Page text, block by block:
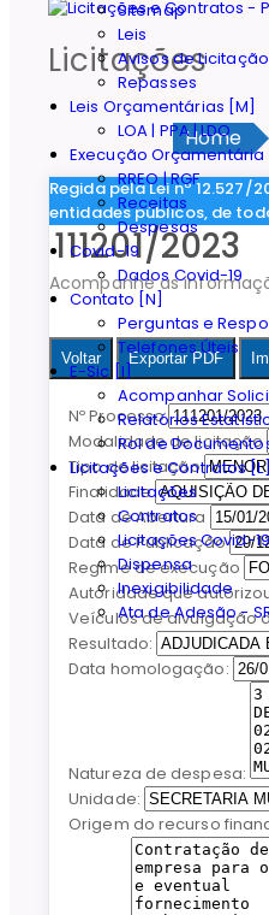
Sitemap
Leis
Avisos de Licitação
Repasses
Leis Orçamentárias [M]
LOA | PPA | LDO
Execução Orçamentária
RREO | RGF
Receitas
Despesas
Covid-19
Dados Covid-19
Contato [N]
Perguntas e
Telefones Úteis
E-Sic [I]
Acompanhar
Relatórios
Rol de
Licitações e Contratos [L]
Licitações
Contratos
Licitações Covid-19
Dispensa
Inexigibilidade
Ata de Adesão -
Licitações
Home
Regida pela Lei nº
entidades públicos, de
111201/2023
Acompanhe as
Voltar Exportar PDF
Nº Processo
Modalidade de licitação
Tipo de licitação
Finalidade
Data de Abertura
Data de Publicação
Regime de execução
Autoridade que
Veículos de divulgação
Resultado:
Data homologação:
Natureza de despesa:
Unidade:
Origem do recurso